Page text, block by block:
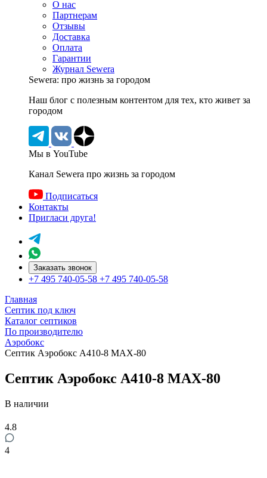
О нас
Партнерам
Отзывы
Доставка
Оплата
Гарантии
Журнал Sewera
Sewera: про жизнь за городом
Наш блог c полезным контентом для тех, кто живет за
городом
Мы в YouTube
Канал Sewera про жизнь за городом
Подписаться
Контакты
Пригласи друга!
Заказать звонок
+7 495 740-05-58 +7 495 740-05-58
Главная
Септик под ключ
Каталог септиков
По производителю
Аэробокс
Септик Аэробокс А410-8 MAX-80
Септик Аэробокс А410-8 MAX-80
В наличии
4.8
4